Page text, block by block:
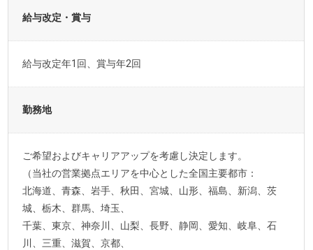
給与改定・賞与
給与改定年1回、賞与年2回
勤務地
ご希望およびキャリアアップを考慮し決定します。
（当社の営業拠点エリアを中心とした全国主要都市：
北海道、青森、岩手、秋田、宮城、山形、福島、新潟、茨
城、栃木、群馬、埼玉、
千葉、東京、神奈川、山梨、長野、静岡、愛知、岐阜、石
川、三重、滋賀、京都、